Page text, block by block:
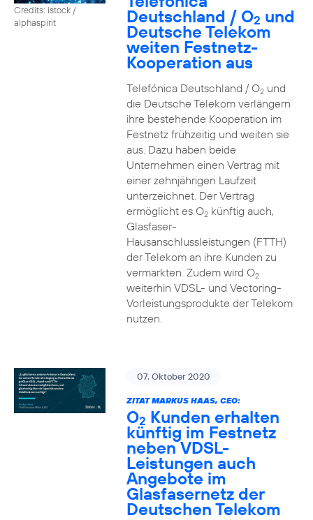
Credits: istock /
alphaspirit
Deutschland / O2 und
Deutsche Telekom
weiten Festnetz-
Kooperation aus
Telefónica Deutschland / O2und
die Deutsche Telekom verlängern
ihre bestehende Kooperation im
Festnetz frühzeitig und weiten sie
aus. Dazu haben beide
Unternehmen einen Vertrag mit
einer zehnjährigen Laufzeit
unterzeichnet. Der Vertrag
ermöglicht es O2künftig auch,
Glasfaser-
Hausanschlussleistungen (FTTH)
der Telekom an ihre Kunden zu
vermarkten. Zudem wird O2
weiterhin VDSL- und Vectoring-
Vorleistungsprodukte der Telekom
nutzen.
07. Oktober 2020
ZITAT MARKUS HAAS, CEO:
O2 Kunden erhalten
künftig im Festnetz
neben VDSL-
Leistungen auch
Angebote im
Glasfasernetz der
Deutschen Telekom